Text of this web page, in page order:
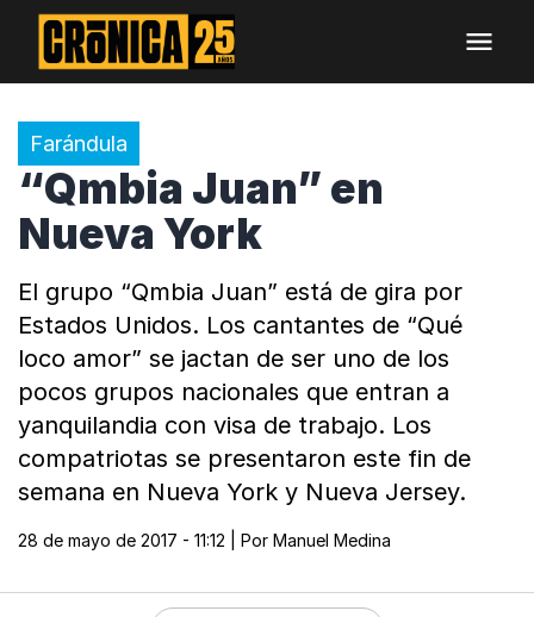
Farándula
“Qmbia Juan” en
Nueva York
El grupo “Qmbia Juan” está de gira por
Estados Unidos. Los cantantes de “Qué
loco amor” se jactan de ser uno de los
pocos grupos nacionales que entran a
yanquilandia con visa de trabajo. Los
compatriotas se presentaron este fin de
semana en Nueva York y Nueva Jersey.
28 de mayo de 2017 - 11:12 | Por Manuel Medina